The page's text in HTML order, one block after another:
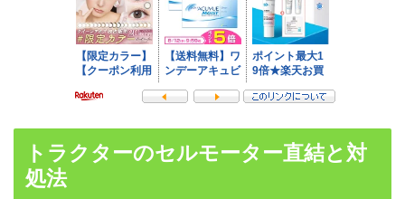
トラクターのセルモーター直結と対
処法